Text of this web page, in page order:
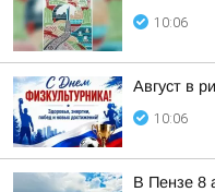
10:06
Август в
10:06
В Пензе 8